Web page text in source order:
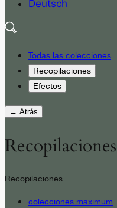
Deutsch
Todas las colecciones
Recopilaciones
Efectos
← Atrás
Recopilaciones
Recopilaciones
colecciones maximum